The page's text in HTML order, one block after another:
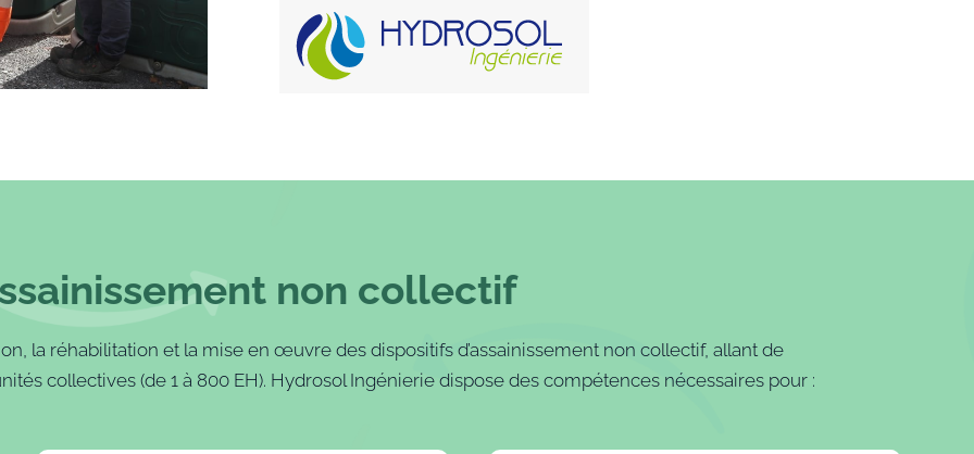
non collectif
la réhabilitation et la mise en œuvre des dispositifs d’assainissement non collectif, allant de
collectives (de 1 à 800 EH). Hydrosol Ingénierie dispose des compétences nécessaires pour :